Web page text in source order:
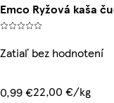
Emco Ryžová kaša
Zatiaľ bez hodnotení
0,99 €22,00 €/kg